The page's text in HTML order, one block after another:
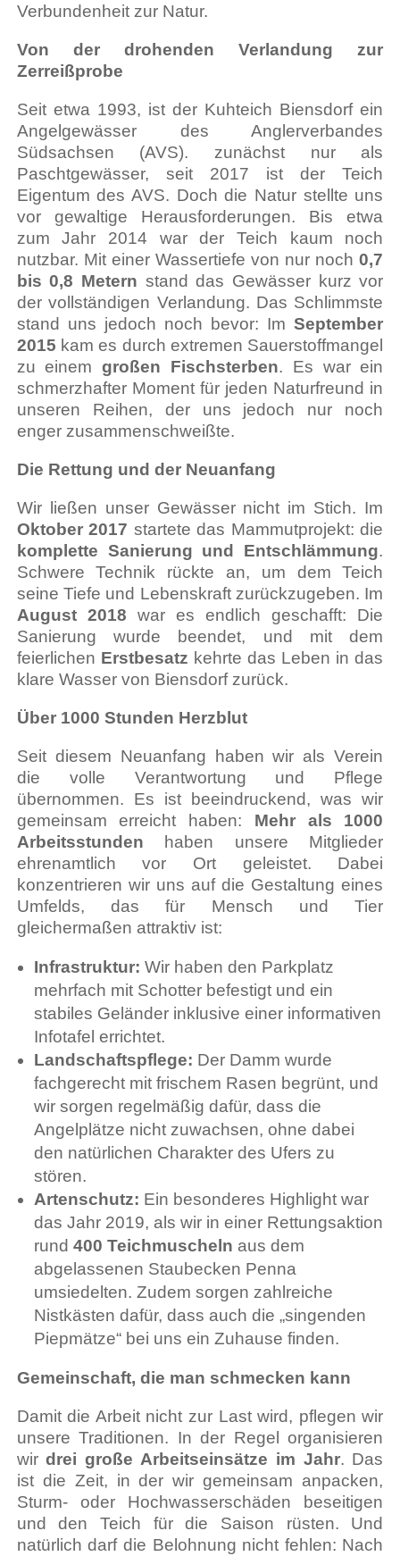
Verbundenheit zur Natur.
Von der drohenden Verlandung zur
Zerreißprobe
Seit etwa 1993, ist der Kuhteich Biensdorf ein
Angelgewässer des Anglerverbandes
Südsachsen (AVS). zunächst nur als
Paschtgewässer, seit 2017 ist der Teich
Eigentum des AVS. Doch die Natur stellte uns
vor gewaltige Herausforderungen. Bis etwa
zum Jahr 2014 war der Teich kaum noch
nutzbar. Mit einer Wassertiefe von nur noch0,7
bis 0,8 Metern stand das Gewässer kurz vor
der vollständigen Verlandung. Das Schlimmste
stand uns jedoch noch bevor: ImSeptember
2015 kam es durch extremen Sauerstoffmangel
zu einemgroßen Fischsterben. Es war ein
schmerzhafter Moment für jeden Naturfreund in
unseren Reihen, der uns jedoch nur noch
enger zusammenschweißte.
Die Rettung und der Neuanfang
Wir ließen unser Gewässer nicht im Stich. Im
Oktober 2017 startete das Mammutprojekt: die
komplette Sanierung und Entschlämmung.
Schwere Technik rückte an, um dem Teich
seine Tiefe und Lebenskraft zurückzugeben. Im
August 2018 war es endlich geschafft: Die
Sanierung wurde beendet, und mit dem
feierlichen Erstbesatz kehrte das Leben in das
klare Wasser von Biensdorf zurück.
Über 1000 Stunden Herzblut
Seit diesem Neuanfang haben wir als Verein
die volle Verantwortung und Pflege
übernommen. Es ist beeindruckend, was wir
gemeinsam erreicht haben: Mehr als 1000
Arbeitsstunden haben unsere Mitglieder
ehrenamtlich vor Ort geleistet. Dabei
konzentrieren wir uns auf die Gestaltung eines
Umfelds, das für Mensch und Tier
gleichermaßen attraktiv ist:
Infrastruktur: Wir haben den Parkplatz
mehrfach mit Schotter befestigt und ein
stabiles Geländer inklusive einer informativen
Infotafel errichtet.
Landschaftspflege: Der Damm wurde
fachgerecht mit frischem Rasen begrünt, und
wir sorgen regelmäßig dafür, dass die
Angelplätze nicht zuwachsen, ohne dabei
den natürlichen Charakter des Ufers zu
stören.
Artenschutz: Ein besonderes Highlight war
das Jahr 2019, als wir in einer Rettungsaktion
rund 400 Teichmuscheln aus dem
abgelassenen Staubecken Penna
umsiedelten. Zudem sorgen zahlreiche
Nistkästen dafür, dass auch die „singenden
Piepmätze“ bei uns ein Zuhause finden.
Gemeinschaft, die man schmecken kann
Damit die Arbeit nicht zur Last wird, pflegen wir
unsere Traditionen. In der Regel organisieren
wirdrei große Arbeitseinsätze im Jahr. Das
ist die Zeit, in der wir gemeinsam anpacken,
Sturm- oder Hochwasserschäden beseitigen
und den Teich für die Saison rüsten. Und
natürlich darf die Belohnung nicht fehlen: Nach